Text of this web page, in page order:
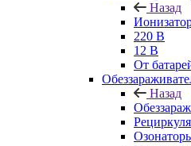
Назад
220 В
12 В
От
Назад